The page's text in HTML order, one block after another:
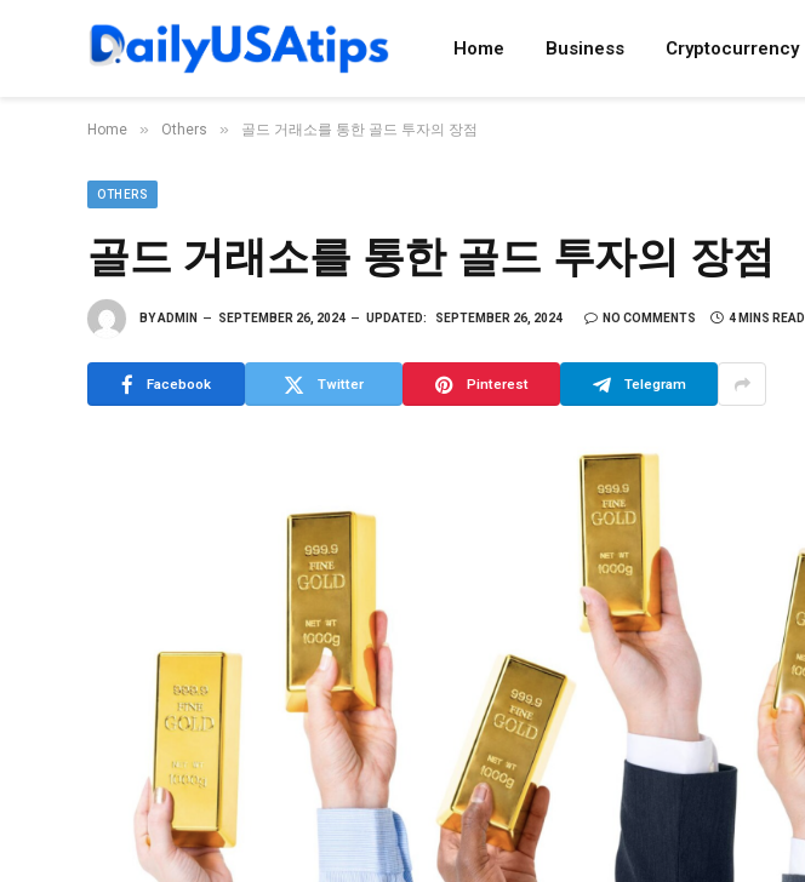
Home Business Cryptocurrency
Home » Others » 골드 거래소를 통한 골드 투자의 장점
OTHERS
골드 거래소를 통한 골드 투자의 장점
BYADMIN SEPTEMBER 26, 2024 UPDATED: SEPTEMBER 26, 2024 NO COMMENTS 4 MINS READ
Facebook Twitter Pinterest Telegram